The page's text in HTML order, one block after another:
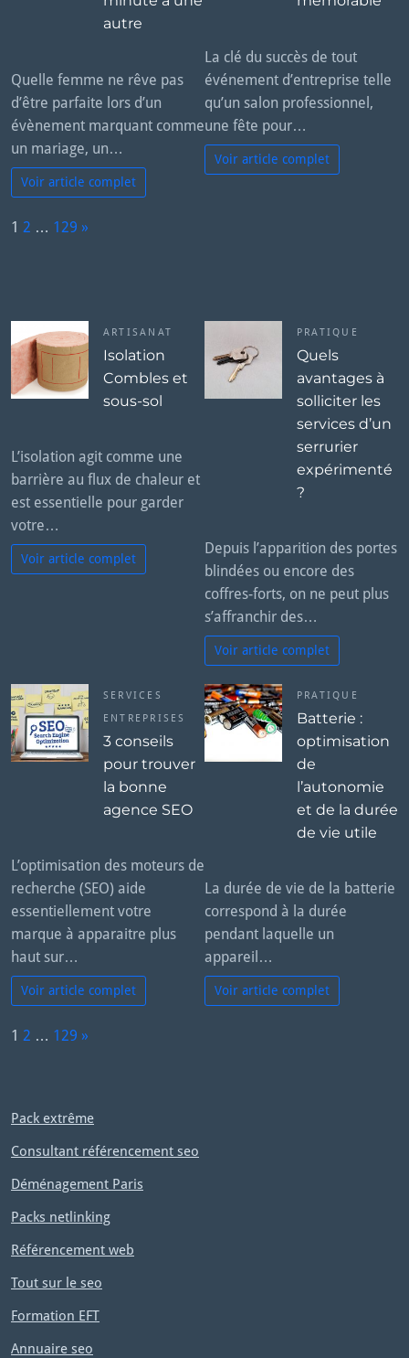
autre
Quelle femme ne rêve pas
d’être parfaite lors d’un
évènement marquant comme
un mariage, un…
Voir article complet
La clé du succès de tout
événement d’entreprise telle
qu’un salon professionnel,
une fête pour…
Voir article complet
P
1 2 … 129 »
ARTISANAT
Isolation
Combles et
sous-sol
L’isolation agit comme une
barrière au flux de chaleur et
est essentielle pour garder
votre…
Voir article complet
PRATIQUE
Quels
avantages à
solliciter les
services d’un
serrurier
expérimenté
?
Depuis l’apparition des portes
blindées ou encore des
coffres-forts, on ne peut plus
s’affranchir des…
Voir article complet
SERVICES
ENTREPRISES
3 conseils
pour trouver
la bonne
agence SEO
L’optimisation des moteurs de
recherche (SEO) aide
essentiellement votre
marque à apparaitre plus
haut sur…
Voir article complet
PRATIQUE
Batterie :
optimisation
de
l’autonomie
et de la durée
de vie utile
La durée de vie de la batterie
correspond à la durée
pendant laquelle un
appareil…
Voir article complet
P
1 2 … 129
t
»
Pack extrême
Consultant référencement seo
Déménagement Paris
Packs netlinking
Référencement web
Tout sur le seo
Formation EFT
Annuaire seo